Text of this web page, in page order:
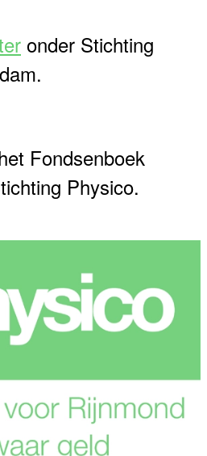
onder Stichting
Fondsenboek
Physico.